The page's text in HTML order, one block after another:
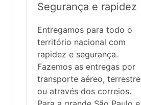
Segurança e rapidez
Entregamos para todo o
território nacional com
rapidez e segurança.
Fazemos as entregas por
transporte aéreo, terrestre
ou através dos correios.